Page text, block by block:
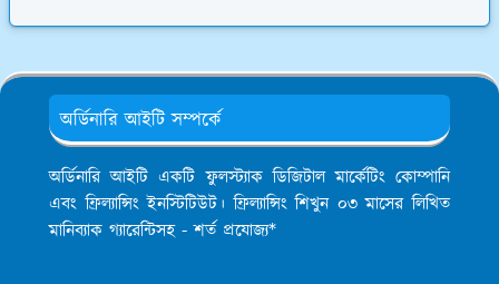
অর্ডিনারি আইটি সম্পর্কে
অর্ডিনারি আইটি একটি ফুলস্ট্যাক ডিজিটাল মার্কেটিং কোম্পানি
এবং ফ্রিল্যান্সিং ইনস্টিটিউট। ফ্রিল্যান্সিং শিখুন ০৩ মাসের লিখিত
মানিব্যাক গ্যারেন্টিসহ - শর্ত প্রযোজ্য*